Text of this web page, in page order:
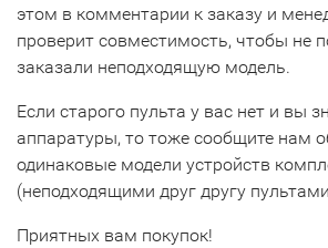
этом в комментарии к заказу и
проверит совместимость, чтобы не
заказали неподходящую модель.
Если старого пульта у вас нет и вы
аппаратуры, то тоже сообщите нам
одинаковые модели устройств
(неподходящими друг другу
Приятных вам покупок!